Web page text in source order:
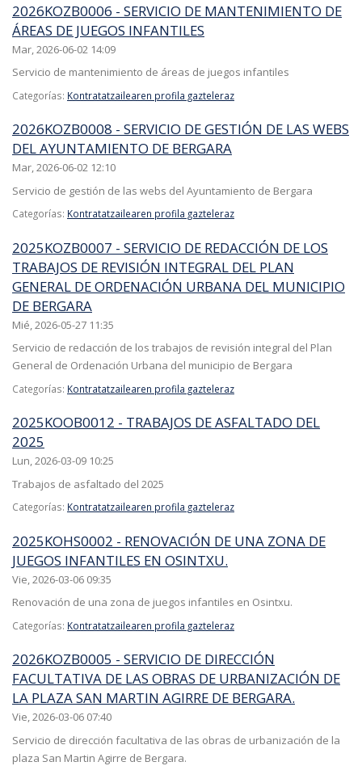
2026KOZB0006 - SERVICIO DE MANTENIMIENTO DE
ÁREAS DE JUEGOS INFANTILES
Mar, 2026-06-02 14:09
Servicio de mantenimiento de áreas de juegos infantiles
Categorías: Kontratatzailearen profila gazteleraz
2026KOZB0008 - SERVICIO DE GESTIÓN DE LAS WEBS
DEL AYUNTAMIENTO DE BERGARA
Mar, 2026-06-02 12:10
Servicio de gestión de las webs del Ayuntamiento de Bergara
Categorías: Kontratatzailearen profila gazteleraz
2025KOZB0007 - SERVICIO DE REDACCIÓN DE LOS
TRABAJOS DE REVISIÓN INTEGRAL DEL PLAN
GENERAL DE ORDENACIÓN URBANA DEL MUNICIPIO
DE BERGARA
Mié, 2026-05-27 11:35
Servicio de redacción de los trabajos de revisión integral del Plan
General de Ordenación Urbana del municipio de Bergara
Categorías: Kontratatzailearen profila gazteleraz
2025KOOB0012 - TRABAJOS DE ASFALTADO DEL
2025
Lun, 2026-03-09 10:25
Trabajos de asfaltado del 2025
Categorías: Kontratatzailearen profila gazteleraz
2025KOHS0002 - RENOVACIÓN DE UNA ZONA DE
JUEGOS INFANTILES EN OSINTXU.
Vie, 2026-03-06 09:35
Renovación de una zona de juegos infantiles en Osintxu.
Categorías: Kontratatzailearen profila gazteleraz
2026KOZB0005 - SERVICIO DE DIRECCIÓN
FACULTATIVA DE LAS OBRAS DE URBANIZACIÓN DE
LA PLAZA SAN MARTIN AGIRRE DE BERGARA.
Vie, 2026-03-06 07:40
Servicio de dirección facultativa de las obras de urbanización de la
plaza San Martin Agirre de Bergara.